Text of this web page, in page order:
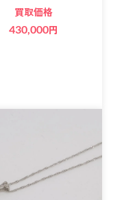
買取価格
430,000円